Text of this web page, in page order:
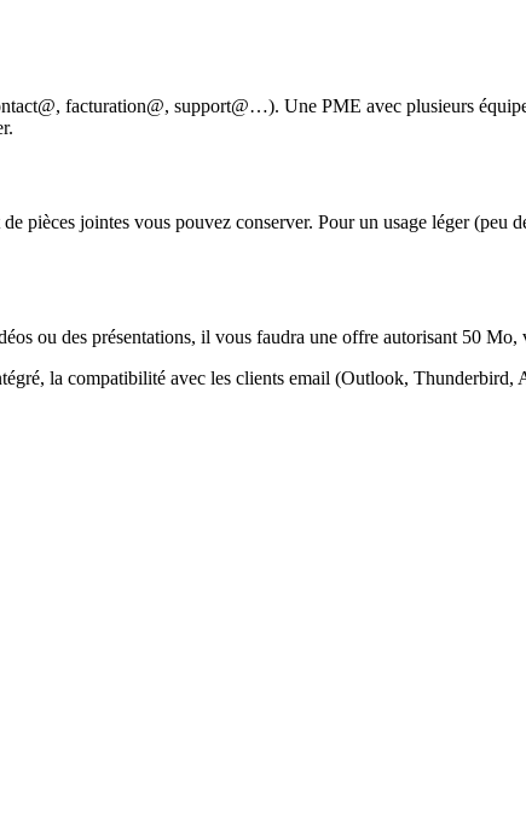
facturation@, support@…). Une PME avec plusieurs
pièces jointes vous pouvez conserver. Pour un usage léger
ou des présentations, il vous faudra une offre autorisant 50
la compatibilité avec les clients email (Outlook,